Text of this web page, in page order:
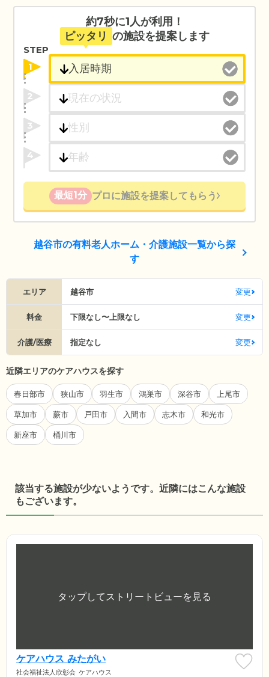
約7秒に1人が利用！
ピッタリ の施設を提案します
STEP
1
2
3
4
最短1分 プロに施設を提案してもらう
越谷市の有料老人ホーム・介護施設一覧から探
す
エリア 越谷市 変更
料金 下限なし〜上限なし 変更
介護/医療 指定なし 変更
近隣エリアのケアハウスを探す
春日部市 狭山市 羽生市 鴻巣市 深谷市 上尾市
草加市 蕨市 戸田市 入間市 志木市 和光市
新座市 桶川市
該当する施設が少ないようです。近隣にはこんな施設
もございます。
ケアハウス みたがい
社会福祉法人欣彰会 ケアハウス